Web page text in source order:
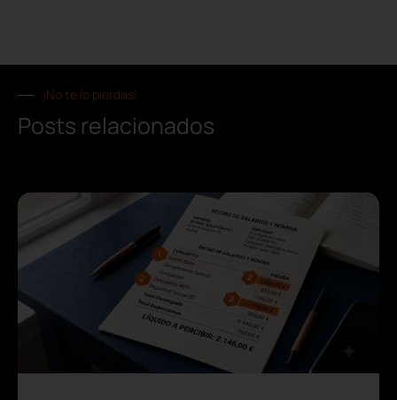
¡No te lo pierdas!
Posts relacionados